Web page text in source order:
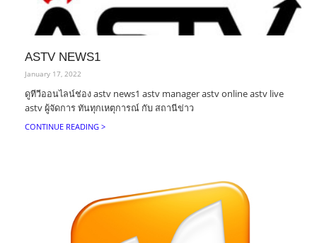
ASTV NEWS1
January 17, 2022
ดูทีวีออนไลน์ช่อง astv news1 astv manager astv online astv live
astv ผู้จัดการ ทันทุกเหตุการณ์ กับ สถานีข่าว
CONTINUE READING >